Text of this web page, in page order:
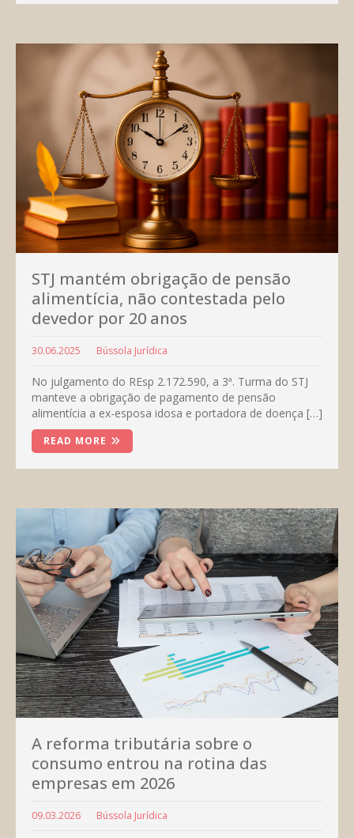
STJ mantém obrigação de pensão
alimentícia, não contestada pelo
devedor por 20 anos
30.06.2025 Bússola Jurídica
No julgamento do REsp 2.172.590, a 3ª. Turma do STJ
manteve a obrigação de pagamento de pensão
alimentícia a ex-esposa idosa e portadora de doença […]
READ MORE
A reforma tributária sobre o
consumo entrou na rotina das
empresas em 2026
09.03.2026 Bússola Jurídica